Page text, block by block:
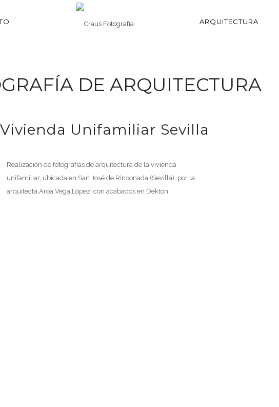
ARQUITECTURA
DE ARQUITECTURA
Vivienda Unifamiliar Sevilla
Realización de fotografías de arquitectura de la vivienda
unifamiliar, ubicada en San José de Rinconada (Sevilla), por la
arquitecta Aroa Vega López, con acabados en Dekton.